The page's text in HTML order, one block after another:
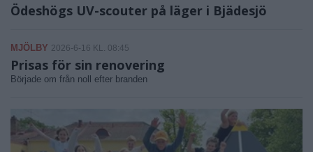
Ödeshögs UV-scouter på läger i Bjädesjö
MJÖLBY 2026-6-16 KL. 08:45
Prisas för sin renovering
Började om från noll efter branden